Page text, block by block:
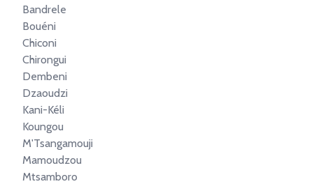
Bandrele
Bouéni
Chiconi
Chirongui
Dembeni
Dzaoudzi
Kani-Kéli
Koungou
M'Tsangamouji
Mamoudzou
Mtsamboro